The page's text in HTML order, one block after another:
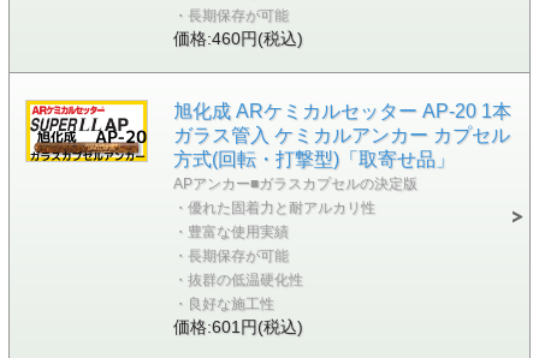
・長期保存が可能
価格:460円(税込)
旭化成 ARケミカルセッター AP-20 1本
ガラス管入 ケミカルアンカー カプセル
方式(回転・打撃型)「取寄せ品」
APアンカー■ガラスカプセルの決定版
・優れた固着力と耐アルカリ性
・豊富な使用実績
・長期保存が可能
・抜群の低温硬化性
・良好な施工性
価格:601円(税込)